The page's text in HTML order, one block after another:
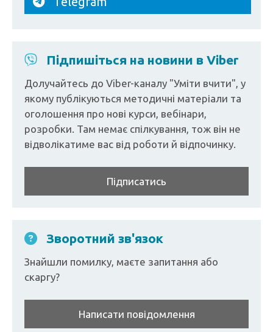
Підпишіться на новини в Viber
Долучайтесь до Viber-каналу "Уміти вчити", у
якому публікуються методичні матеріали та
оголошення про нові курси, вебінари,
розробки. Там немає спілкування, тож він не
відволікатиме вас від роботи й відпочинку.
Підписатись
Зворотний зв'язок
Знайшли помилку, маєте запитання або
скаргу?
Написати повідомлення